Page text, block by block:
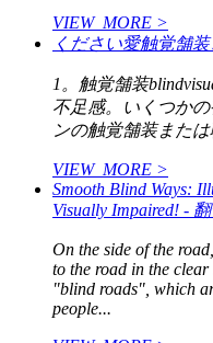
VIEW_MORE >
ください愛触覚舗
1。触覚舗装
不足感。いくつか
ンの触覚舗装または
VIEW_MORE >
Smooth Blind Ways:
Visually Impaired! -
On the side of the
to the road in the clear
"blind roads", which
people...